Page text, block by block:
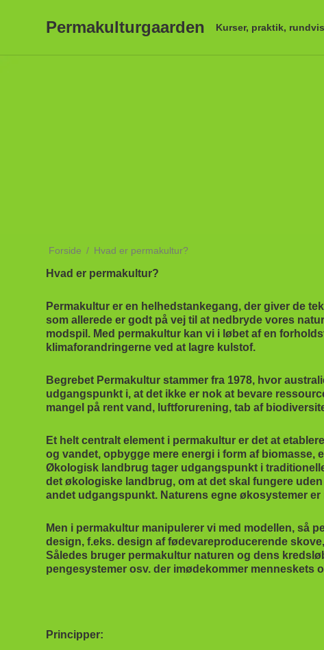
Permakulturgaarden Kurser, praktik,
Forside / Hvad er permakultur?
Hvad er permakultur?
Permakultur er en helhedstankegang, der giver de
som allerede er godt på vej til at nedbryde vores
modspil. Med permakultur kan vi i løbet af en
klimaforandringerne ved at lagre kulstof.
Begrebet Permakultur stammer fra 1978, hvor
udgangspunkt i, at det ikke er nok at bevare
mangel på rent vand, luftforurening, tab af
Et helt centralt element i permakultur er det at
og vandet, opbygge mere energi i form af biomasse,
Økologisk landbrug tager udgangspunkt i
det økologiske landbrug, om at det skal fungere
andet udgangspunkt. Naturens egne økosystemer
Men i permakultur manipulerer vi med modellen, så
design, f.eks. design af fødevareproducerende
Således bruger permakultur naturen og dens
pengesystemer osv. der imødekommer menneskets
Principper: